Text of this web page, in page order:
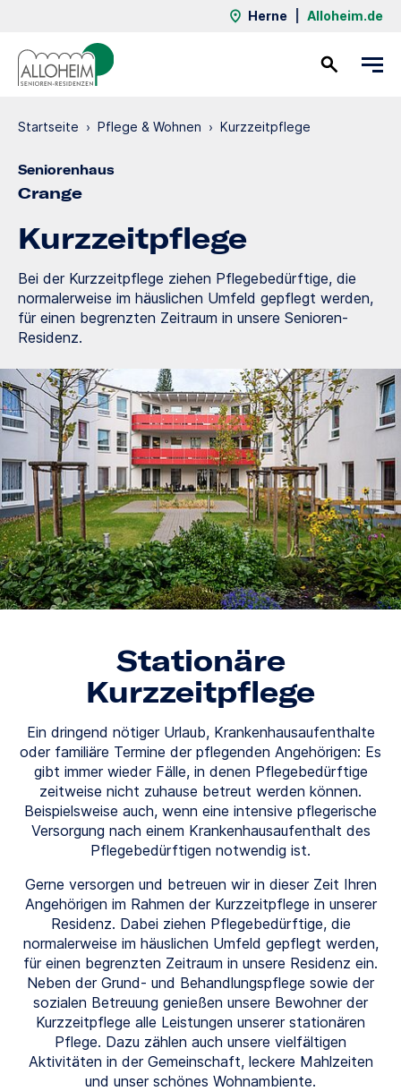
Herne Alloheim.de
Startseite › Pflege & Wohnen › Kurzzeit­pflege
Seniorenhaus
Crange
Kurzzeit­pflege
Bei der Kurzzeitpflege ziehen Pflegebedürftige, die
normalerweise im häuslichen Umfeld gepflegt werden,
für einen begrenzten Zeitraum in unsere Senioren-
Residenz.
Stationäre
Kurzzeitpflege
Ein dringend nötiger Urlaub, Krankenhausaufenthalte
oder familiäre Termine der pflegenden Angehörigen: Es
gibt immer wieder Fälle, in denen Pflegebedürftige
zeitweise nicht zuhause betreut werden können.
Beispielsweise auch, wenn eine intensive pflegerische
Versorgung nach einem Krankenhausaufenthalt des
Pflegebedürftigen notwendig ist.
Gerne versorgen und betreuen wir in dieser Zeit Ihren
Angehörigen im Rahmen der Kurzzeitpflege in unserer
Residenz. Dabei ziehen Pflegebedürftige, die
normalerweise im häuslichen Umfeld gepflegt werden,
für einen begrenzten Zeitraum in unsere Residenz ein.
Neben der Grund- und Behandlungspflege sowie der
sozialen Betreuung genießen unsere Bewohner der
Kurzzeitpflege alle Leistungen unserer stationären
Pflege. Dazu zählen auch unsere vielfältigen
Aktivitäten in der Gemeinschaft, leckere Mahlzeiten
und unser schönes Wohnambiente.